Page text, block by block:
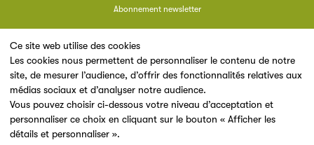
Ce site web utilise des cookies
Les cookies nous permettent de personnaliser le contenu de notre
site, de mesurer l’audience, d’offrir des fonctionnalités relatives aux
médias sociaux et d’analyser notre audience.
Vous pouvez choisir ci-dessous votre niveau d’acceptation et
personnaliser ce choix en cliquant sur le bouton « Afficher les
détails et personnaliser ».
Abonnement newsletter
Un site du